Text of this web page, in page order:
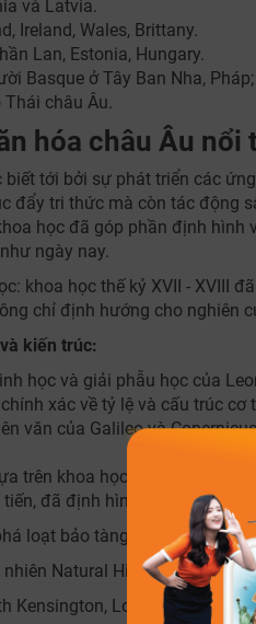
và Latvia.
Ireland, Wales, Brittany.
Lan, Estonia, Hungary.
Basque ở Tây Ban Nha,
châu Âu.
hóa châu Âu nổi
tới bởi sự phát triển các
đẩy tri thức mà còn tác động
học đã góp phần định hình
ngày nay.
khoa học thế kỷ XVII - XVIII
chỉ định hướng cho nghiên
kiến trúc:
học và giải phẫu học của
xác về tỷ lệ và cấu trúc cơ
văn của Galileo và
trên khoa học, như hệ thống
đã định hình phong cách
loạt bảo tàng về khoa học -
Natural History Museum
Kensington, London, Anh.